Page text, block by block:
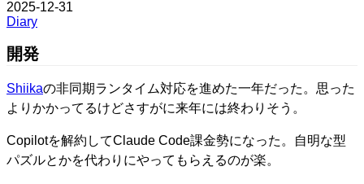
2025-12-31
Diary
開発
Shiikaの非同期ランタイム対応を進めた一年だった。思った
よりかかってるけどさすがに来年には終わりそう。
Copilotを解約してClaude Code課金勢になった。自明な型
パズルとかを代わりにやってもらえるのが楽。